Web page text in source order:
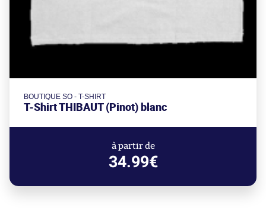
BOUTIQUE SO - T-SHIRT
T-Shirt THIBAUT (Pinot) blanc
à partir de
34.99€